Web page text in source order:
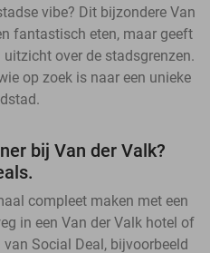
vibe? Dit bijzondere Van
fantastisch eten, maar geeft
over de stadsgrenzen.
op zoek is naar een unieke
bij Van der Valk?
compleet maken met een
in een Van der Valk hotel of
van Social Deal, bijvoorbeeld